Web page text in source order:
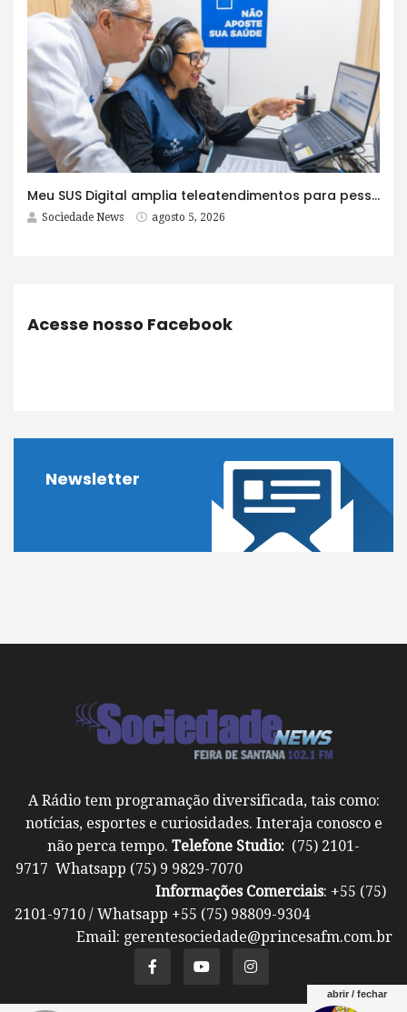
Meu SUS Digital amplia teleatendimentos para pessoas com problemas com jogos e apostas
Sociedade News agosto 5, 2026
Acesse nosso Facebook
Newsletter
A Rádio tem programação diversificada, tais como:
notícias, esportes e curiosidades. Interaja conosco e
não perca tempo. Telefone Studio: (75) 2101-
9717 Whatsapp (75) 9 9829-7070
Informações Comerciais: +55 (75)
2101-9710 / Whatsapp +55 (75) 98809-9304
Email: gerentesociedade@princesafm.com.br
abrir / fechar